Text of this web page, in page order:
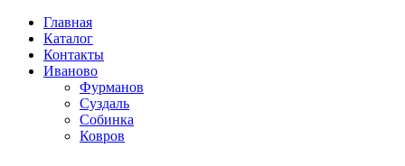
Главная
Каталог
Контакты
Иваново
Фурманов
Суздаль
Собинка
Ковров